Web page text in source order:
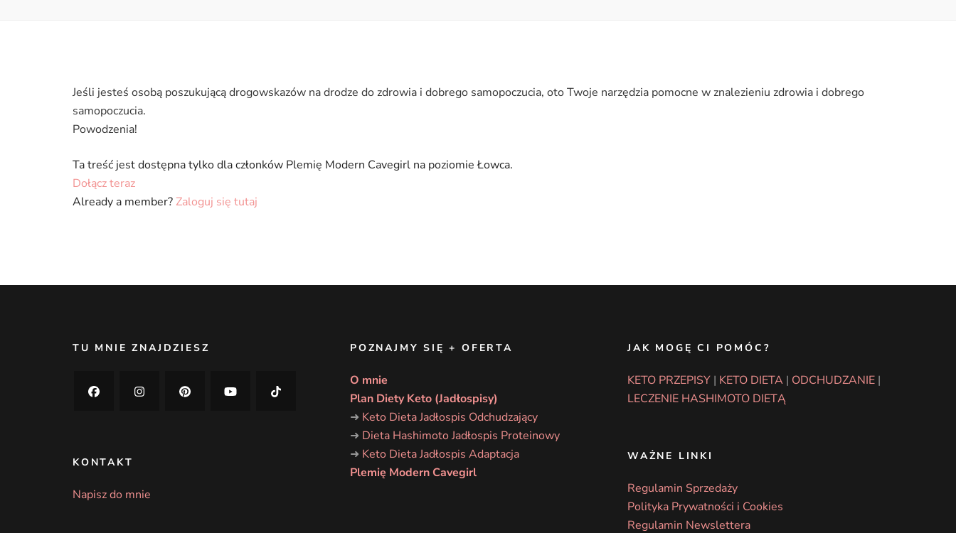
Jeśli jesteś osobą poszukującą drogowskazów na drodze do zdrowia i dobrego samopoczucia, oto Twoje narzędzia pomocne w znalezieniu zdrowia i dobrego
samopoczucia.
Powodzenia!
Ta treść jest dostępna tylko dla członków Plemię Modern Cavegirl na poziomie Łowca.
Dołącz teraz
Already a member?Zaloguj się tutaj
TU MNIE ZNAJDZIESZ
KONTAKT
Napisz do mnie
POZNAJMY SIĘ + OFERTA
O mnie
Plan Diety Keto (Jadłospisy)
➜ Keto Dieta Jadłospis Odchudzający
➜ Dieta Hashimoto Jadłospis Proteinowy
➜ Keto Dieta Jadłospis Adaptacja
Plemię Modern Cavegirl
JAK MOGĘ CI POMÓC?
KETO PRZEPISY | KETO DIETA | ODCHUDZANIE |
LECZENIE HASHIMOTO DIETĄ
WAŻNE LINKI
Regulamin Sprzedaży
Polityka Prywatności i Cookies
Regulamin Newslettera